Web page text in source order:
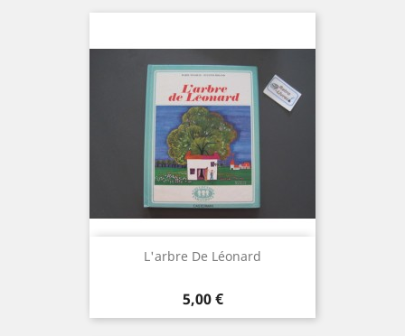
L'arbre De Léonard
Prix
5,00 €